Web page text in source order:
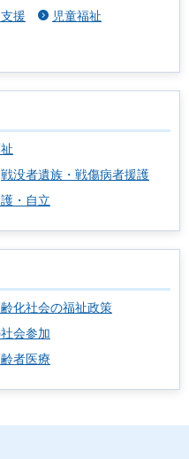
援
児童福祉
戦没者遺族・戦傷病者援護
・自立
化社会の福祉政策
会参加
者医療